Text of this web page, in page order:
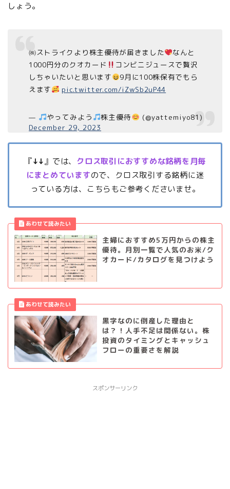
しょう。
㈱ストライクより株主優待が届きました
なんと
1000円分のクオカード
コンビニジュースで贅沢
しちゃいたいと思います
9月に100株保有でもら
えます
pic.twitter.com/iZwSb2uP44
— やってみよう 株主優待
(@yattemiyo81)
December 29, 2023
『↓↓』では、 クロス取引におすすめな銘柄を月毎
にまとめていますので、クロス取引する銘柄に迷
っている方は、こちらもご参考くださいませ。
主婦におすすめ5万円からの株主
優待。月別一覧で人気のお米/ク
オカード/カタログを見つけよう
黒字なのに倒産した理由と
は？！人手不足は関係ない。株
投資のタイミングとキャッシュ
フローの重要さを解説
スポンサーリンク